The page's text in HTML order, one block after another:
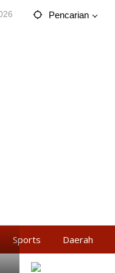
Pencarian
Sports Daerah